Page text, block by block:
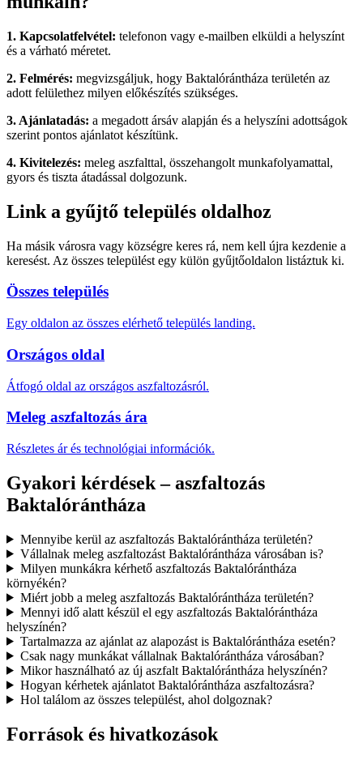
1. Kapcsolatfelvétel: telefonon vagy e-mailben elküldi a helyszínt
és a várható méretet.
2. Felmérés: megvizsgáljuk, hogy Baktalórántháza területén az
adott felülethez milyen előkészítés szükséges.
3. Ajánlatadás: a megadott ársáv alapján és a helyszíni adottságok
szerint pontos ajánlatot készítünk.
4. Kivitelezés: meleg aszfalttal, összehangolt munkafolyamattal,
gyors és tiszta átadással dolgozunk.
Link a gyűjtő település oldalhoz
Ha másik városra vagy községre keres rá, nem kell újra kezdenie a
keresést. Az összes települést egy külön gyűjtőoldalon listáztuk ki.
Összes település
Egy oldalon az összes elérhető település landing.
Országos oldal
Átfogó oldal az országos aszfaltozásról.
Meleg aszfaltozás ára
Részletes ár és technológiai információk.
Gyakori kérdések – aszfaltozás
Baktalórántháza
Mennyibe kerül az aszfaltozás Baktalórántháza területén?
Vállalnak meleg aszfaltozást Baktalórántháza városában is?
Milyen munkákra kérhető aszfaltozás Baktalórántháza
környékén?
Miért jobb a meleg aszfaltozás Baktalórántháza területén?
Mennyi idő alatt készül el egy aszfaltozás Baktalórántháza
helyszínén?
Tartalmazza az ajánlat az alapozást is Baktalórántháza esetén?
Csak nagy munkákat vállalnak Baktalórántháza városában?
Mikor használható az új aszfalt Baktalórántháza helyszínén?
Hogyan kérhetek ajánlatot Baktalórántháza aszfaltozásra?
Hol találom az összes települést, ahol dolgoznak?
Források és hivatkozások